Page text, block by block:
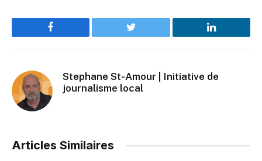
Facebook Twitter LinkedIn
Stephane St-Amour | Initiative de
journalisme local
Articles Similaires